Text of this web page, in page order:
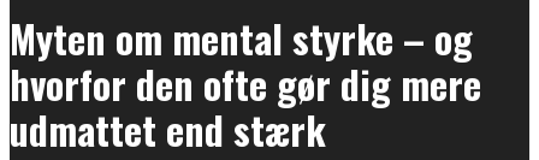
Myten om mental styrke – og
hvorfor den ofte gør dig mere
udmattet end stærk